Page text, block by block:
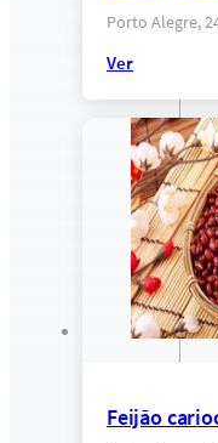
Porto Alegre,
Ver
Feijão